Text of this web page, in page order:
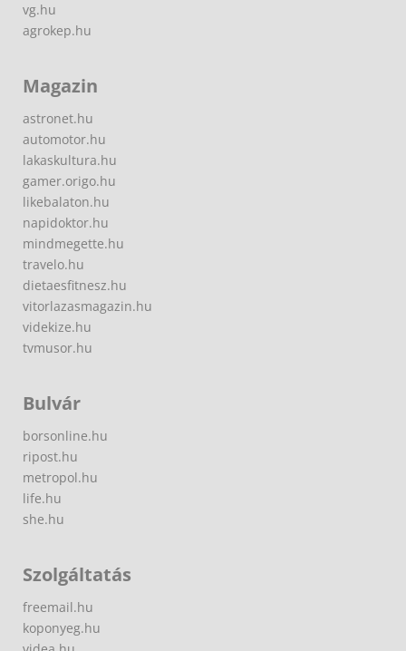
vg.hu
agrokep.hu
Magazin
astronet.hu
automotor.hu
lakaskultura.hu
gamer.origo.hu
likebalaton.hu
napidoktor.hu
mindmegette.hu
travelo.hu
dietaesfitnesz.hu
vitorlazasmagazin.hu
videkize.hu
tvmusor.hu
Bulvár
borsonline.hu
ripost.hu
metropol.hu
life.hu
she.hu
Szolgáltatás
freemail.hu
koponyeg.hu